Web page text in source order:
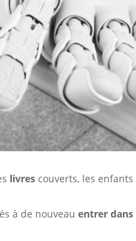
livres couverts, les enfants
à de nouveauentrer dans